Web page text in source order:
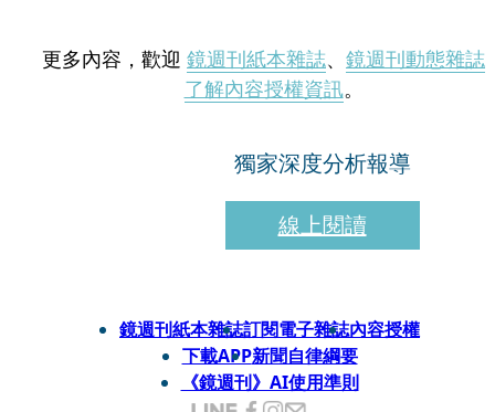
更多內容，歡迎 鏡週刊紙本雜誌、 鏡週刊動態雜誌
了解內容授權資訊。
獨家深度分析報導
線上閱讀
鏡週刊紙本雜誌訂閱電子雜誌內容授權
下載APP新聞自律綱要
《鏡週刊》AI使用準則